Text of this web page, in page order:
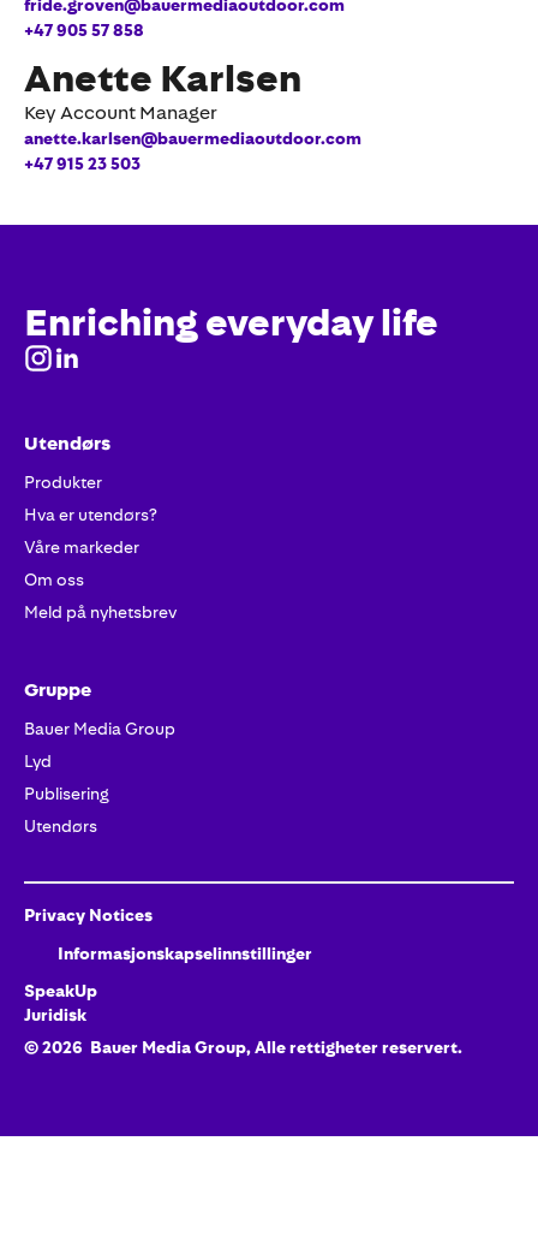
fride.groven@bauermediaoutdoor.com
+47 905 57 858
Anette Karlsen
Key Account Manager
anette.karlsen@bauermediaoutdoor.com
+47 915 23 503
Enriching everyday life
Utendørs
Produkter
Hva er utendørs?
Våre markeder
Om oss
Meld på nyhetsbrev
Gruppe
Bauer Media Group
Lyd
Publisering
Utendørs
Privacy Notices
Informasjonskapselinnstillinger
SpeakUp
Juridisk
©2026 Bauer Media Group, Alle rettigheter reservert.